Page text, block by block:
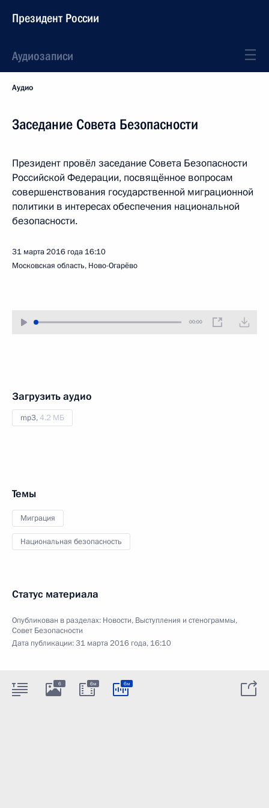
Президент России
Аудиозаписи
Аудио
Заседание Совета Безопасности
Президент провёл заседание Совета Безопасности
Российской Федерации, посвящённое вопросам
совершенствования государственной миграционной
политики в интересах обеспечения национальной
безопасности.
31 марта 2016 года 16:10
Московская область, Ново-Огарёво
00:00
Загрузить аудио
mp3,4.2 МБ
Темы
Миграция
Национальная безопасность
Статус материала
Опубликован в разделах: Новости, Выступления и стенограммы,
Совет Безопасности
Дата публикации:31 марта 2016 года, 16:10
6 6м 6м